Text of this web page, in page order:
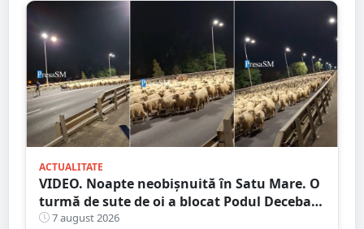
ACTUALITATE
VIDEO. Noapte neobișnuită în Satu Mare. O
turmă de sute de oi a blocat Podul Decebal.
Gest de apreciat al ciobanului
7 august 2026